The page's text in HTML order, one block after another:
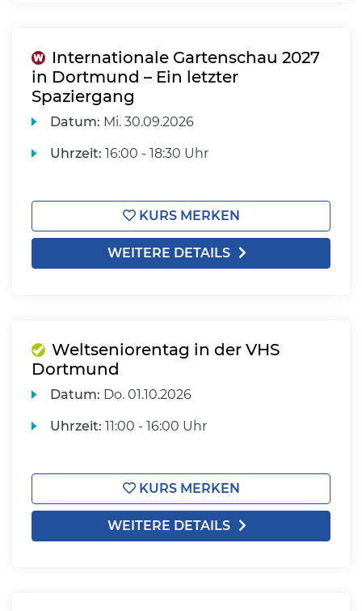
Internationale Gartenschau 2027
in Dortmund – Ein letzter
Spaziergang
Datum: Mi. 30.09.2026
Uhrzeit: 16:00 - 18:30 Uhr
KURS MERKEN
WEITERE DETAILS
Weltseniorentag in der VHS
Dortmund
Datum: Do. 01.10.2026
Uhrzeit: 11:00 - 16:00 Uhr
KURS MERKEN
WEITERE DETAILS